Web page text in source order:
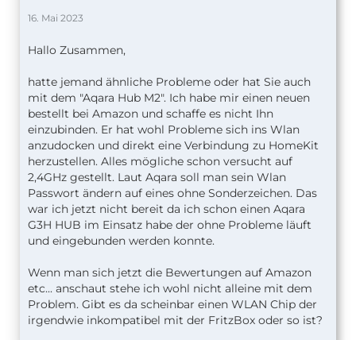
16. Mai 2023
Hallo Zusammen,
hatte jemand ähnliche Probleme oder hat Sie auch
mit dem "Aqara Hub M2". Ich habe mir einen neuen
bestellt bei Amazon und schaffe es nicht Ihn
einzubinden. Er hat wohl Probleme sich ins Wlan
anzudocken und direkt eine Verbindung zu HomeKit
herzustellen. Alles mögliche schon versucht auf
2,4GHz gestellt. Laut Aqara soll man sein Wlan
Passwort ändern auf eines ohne Sonderzeichen. Das
war ich jetzt nicht bereit da ich schon einen Aqara
G3H HUB im Einsatz habe der ohne Probleme läuft
und eingebunden werden konnte.
Wenn man sich jetzt die Bewertungen auf Amazon
etc... anschaut stehe ich wohl nicht alleine mit dem
Problem. Gibt es da scheinbar einen WLAN Chip der
irgendwie inkompatibel mit der FritzBox oder so ist?